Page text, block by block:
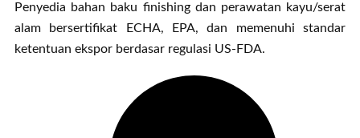
Penyedia bahan baku finishing dan perawatan kayu/serat
alam bersertifikat ECHA, EPA, dan memenuhi standar
ketentuan ekspor berdasar regulasi US-FDA.